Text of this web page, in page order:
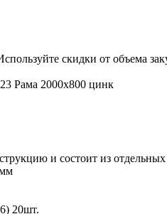
скидки от объема
Рама 2000х800 цинк
и состоит из
20шт.